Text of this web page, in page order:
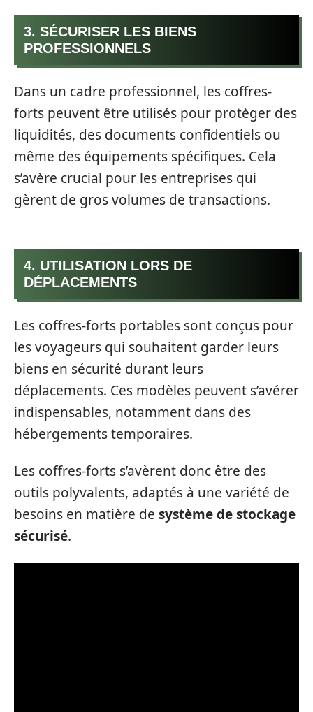
3. SÉCURISER LES BIENS
PROFESSIONNELS
Dans un cadre professionnel, les coffres-
forts peuvent être utilisés pour protèger des
liquidités, des documents confidentiels ou
même des équipements spécifiques. Cela
s’avère crucial pour les entreprises qui
gèrent de gros volumes de transactions.
4. UTILISATION LORS DE
DÉPLACEMENTS
Les coffres-forts portables sont conçus pour
les voyageurs qui souhaitent garder leurs
biens en sécurité durant leurs
déplacements. Ces modèles peuvent s’avérer
indispensables, notamment dans des
hébergements temporaires.
Les coffres-forts s’avèrent donc être des
outils polyvalents, adaptés à une variété de
besoins en matière de système de stockage
sécurisé.